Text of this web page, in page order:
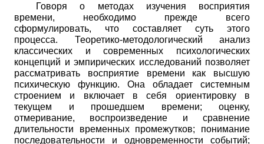
Говоря о методах изучения восприятия
времени, необходимо прежде всего
сформулировать, что составляет суть этого
процесса. Теоретико-методологический анализ
классических и современных психологических
концепций и эмпирических исследований позволяет
рассматривать восприятие времени как высшую
психическую функцию. Она обладает системным
строением и включает в себя ориентировку в
текущем и прошедшем времени; оценку,
отмеривание, воспроизведение и сравнение
длительности временных промежутков; понимание
последовательности и одновременности событий;